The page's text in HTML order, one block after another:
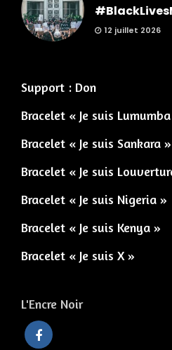
12 juillet 2026
Support : Don
Bracelet « Je suis
Bracelet « Je suis Sankara »
Bracelet « Je suis
Bracelet « Je suis Nigeria »
Bracelet « Je suis Kenya »
Bracelet « Je suis X »
L'Encre Noir